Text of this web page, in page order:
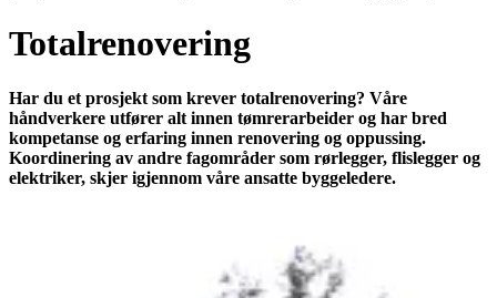
Totalrenovering
Har du et prosjekt som krever totalrenovering? Våre
håndverkere utfører alt innen tømrerarbeider og har bred
kompetanse og erfaring innen renovering og oppussing.
Koordinering av andre fagområder som rørlegger, flislegger og
elektriker, skjer igjennom våre ansatte byggeledere.